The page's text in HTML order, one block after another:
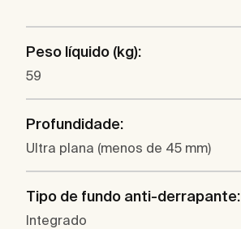
Peso líquido (kg):
59
Profundidade:
Ultra plana (menos de 45 mm)
Tipo de fundo anti-derrapante:
Integrado